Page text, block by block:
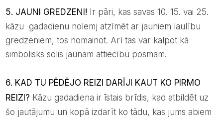
5. JAUNI GREDZENI! Ir pāri, kas savas 10. 15. vai 25.
kāzu gadadienu nolemj atzīmēt ar jauniem laulību
gredzeniem, tos nomainot. Arī tas var kalpot kā
simbolisks solis jaunam attiecību posmam.
6. KAD TU PĒDĒJO REIZI DARĪJI KAUT KO PIRMO
REIZI? Kāzu gadadiena ir īstais brīdis, kad atbildēt uz
šo jautājumu un kopā izdarīt ko tādu, kas jums abiem